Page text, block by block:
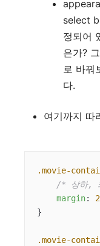
select
정되어
은가?
로 바꿔
다.
여기까지 따
.movie-
/* 상하,
margin:
}
.movie-